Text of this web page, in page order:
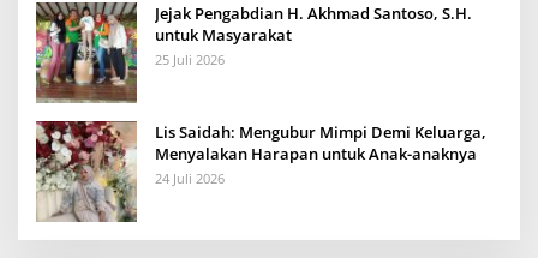
Jejak Pengabdian H. Akhmad Santoso, S.H.
untuk Masyarakat
25 Juli 2026
Lis Saidah: Mengubur Mimpi Demi Keluarga,
Menyalakan Harapan untuk Anak-anaknya
24 Juli 2026